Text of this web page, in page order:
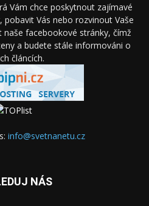
Vám chce poskytnout zajímavé
Vás nebo rozvinout Vaše
facebookové stránky, čímž
a budete stále informováni o
článcích.
info@svetnanetu.cz
NÁS